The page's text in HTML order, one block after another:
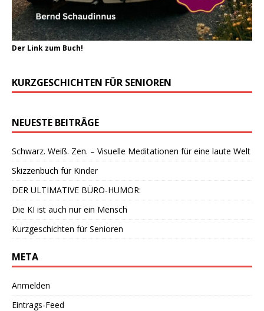
Der Link zum Buch!
KURZGESCHICHTEN FÜR SENIOREN
NEUESTE BEITRÄGE
Schwarz. Weiß. Zen. – Visuelle Meditationen für eine laute Welt
Skizzenbuch für Kinder
DER ULTIMATIVE BÜRO-HUMOR:
Die KI ist auch nur ein Mensch
Kurzgeschichten für Senioren
META
Anmelden
Eintrags-Feed